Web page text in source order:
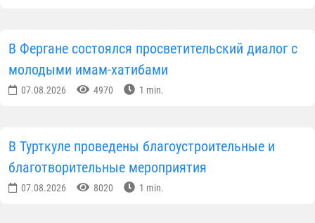
В Фергане состоялся просветительский диалог с
молодыми имам-хатибами
07.08.2026 4970 1 min.
В Турткуле проведены благоустроительные и
благотворительные мероприятия
07.08.2026 8020 1 min.